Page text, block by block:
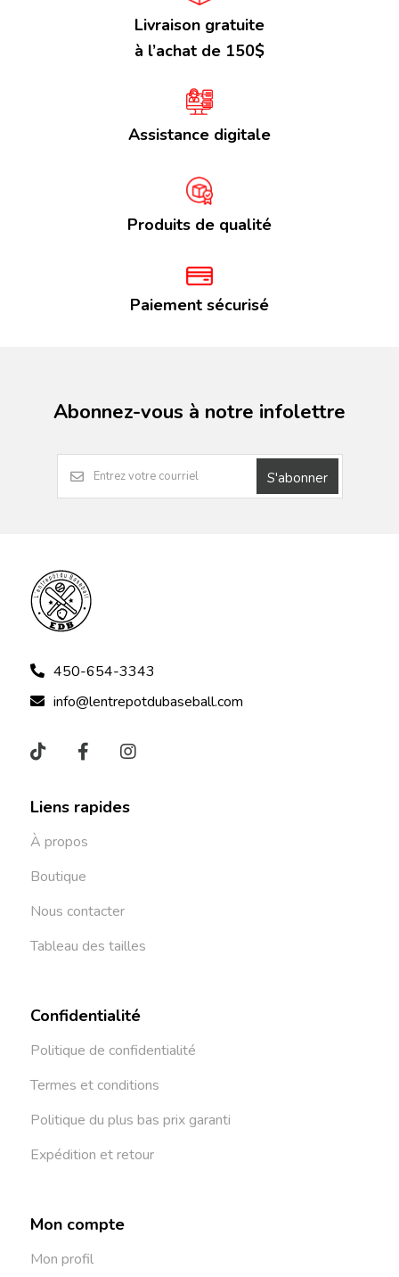
Livraison gratuite
à l’achat de 150$
Assistance digitale
Produits de qualité
Paiement sécurisé
Abonnez-vous à notre infolettre
S'abonner
450-654-3343
info@lentrepotdubaseball.com
Liens rapides
À propos
Boutique
Nous contacter
Tableau des tailles
Confidentialité
Politique de confidentialité
Termes et conditions
Politique du plus bas prix garanti
Expédition et retour
Mon compte
Mon profil